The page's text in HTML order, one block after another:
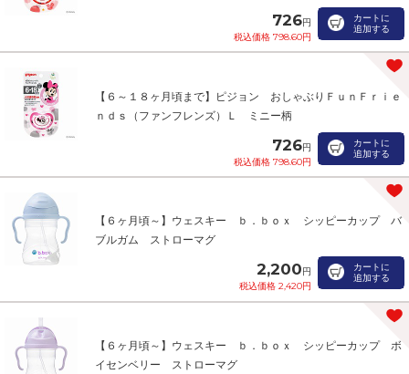
726円
税込価格 798.60円
カートに
追加する
【６～１８ヶ月頃まで】ピジョン おしゃぶりＦｕｎＦｒｉｅ
ｎｄｓ（ファンフレンズ）Ｌ ミニー柄
726円
税込価格 798.60円
カートに
追加する
【６ヶ月頃～】ウェスキー ｂ．ｂｏｘ シッピーカップ バ
ブルガム ストローマグ
2,200円
税込価格 2,420円
カートに
追加する
【６ヶ月頃～】ウェスキー ｂ．ｂｏｘ シッピーカップ ボ
イセンベリー ストローマグ